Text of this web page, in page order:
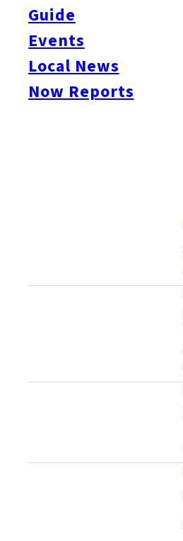
Guide
Events
Local News
Now Reports